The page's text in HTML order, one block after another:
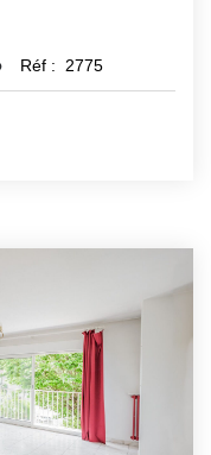
Réf : 2775